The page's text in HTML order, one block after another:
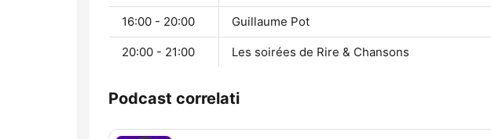
16:00 - 20:00 Guillaume Pot
20:00 - 21:00 Les soirées de Rire & Chansons
Podcast correlati